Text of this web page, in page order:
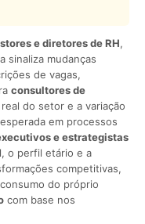
e diretores de RH,
sinaliza mudanças
de vagas,
consultores de
do setor e a variação
em processos
e estrategistas
o perfil etário e a
competitivas,
do próprio
com base nos